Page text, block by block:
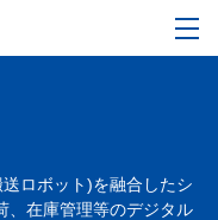
ロボット)を融合したシ
、在庫管理等のデジタル